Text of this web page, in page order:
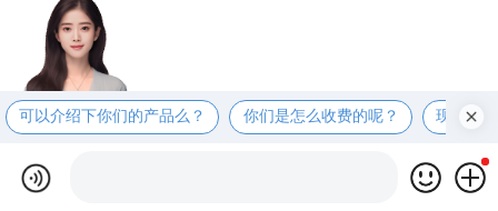
可以介绍下你们的产品么？ 你们是怎么收费的呢？ 现在有